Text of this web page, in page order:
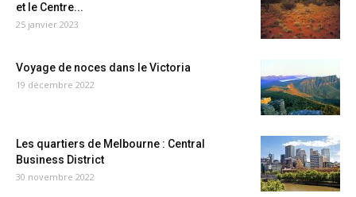
et le Centre...
25 janvier 2023
Voyage de noces dans le Victoria
19 décembre 2022
Les quartiers de Melbourne : Central
Business District
30 novembre 2022